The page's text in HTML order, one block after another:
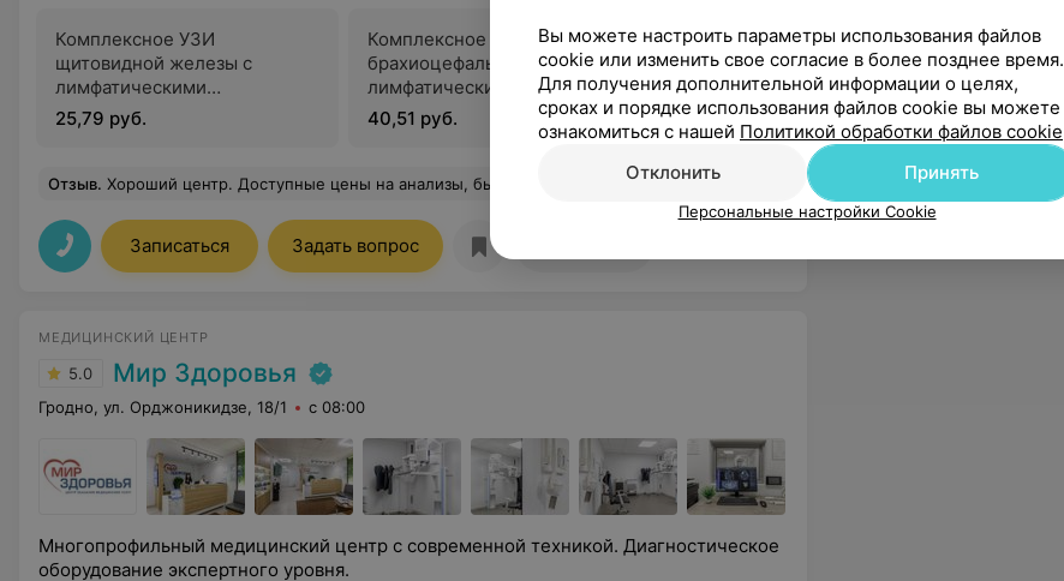
Комплексное УЗИ
щитовидной железы с
лимфатическими
поверхностными узлами,
мягких тканей с дуплексным
25,79 руб.
Комплексное УЗИ
брахиоцефальных артерий,
лимфатических узлов и
мягких тканей
40,51 руб.
Все цены
Отзыв. Хороший центр. Доступные цены на анализы, быстрый результат. Дозвонился сразу, подсказали стоимость анализов. Все четко и быстро. В лаборатории все чисто и аккуратно.
Записаться Задать вопрос
МЕДИЦИНСКИЙ ЦЕНТР
5.0 Мир Здоровья
Гродно, ул. Орджоникидзе, 18/1 с 08:00
Многопрофильный медицинский центр с современной техникой. Диагностическое
оборудование экспертного уровня.
Вы можете настроить параметры использования файлов
cookie или изменить свое согласие в более позднее время.
Для получения дополнительной информации о целях,
сроках и порядке использования файлов cookie вы можете
ознакомиться с нашей Политикой обработки файлов cookie
Отклонить
Принять
Персональные настройки Cookie